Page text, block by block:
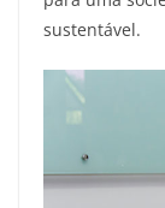
sustentável.